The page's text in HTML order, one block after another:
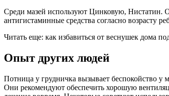
Среди мазей используют Цинковую, Нистатин.
антигистаминные средства согласно возрасту
Читать еще: как избавиться от веснушек дома
Опыт других людей
Потница у грудничка вызывает беспокойство
Они рекомендуют обеспечить хорошую